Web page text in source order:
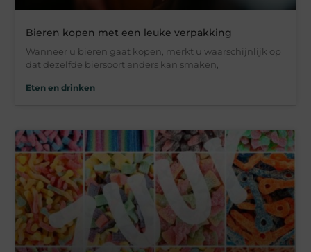
Bieren kopen met een leuke verpakking
Wanneer u bieren gaat kopen, merkt u waarschijnlijk op
dat dezelfde biersoort anders kan smaken,
Eten en drinken